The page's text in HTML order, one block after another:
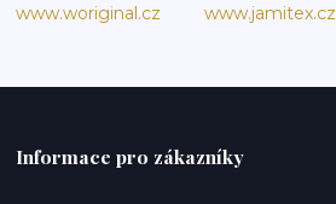
www.woriginal.cz www.jamitex.cz
Informace pro zákazníky